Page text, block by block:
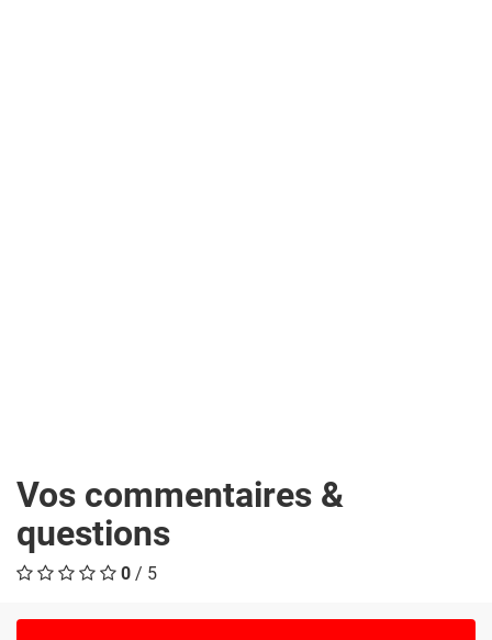
Vos commentaires &
questions
0 / 5